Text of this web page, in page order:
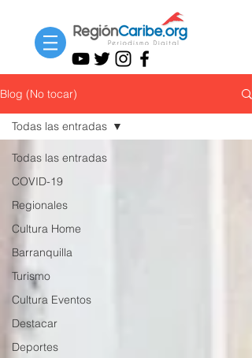
Blog (No tocar)
Todas las entradas
COVID-19
Regionales
Cultura Home
Barranquilla
Turismo
Cultura Eventos
Destacar
Deportes
Todas las entradas